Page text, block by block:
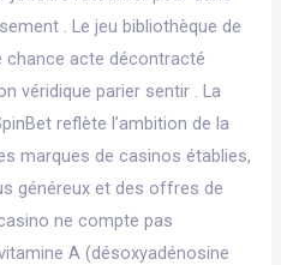
. Le jeu bibliothèque de
chance acte décontracté
véridique parier sentir . La
reflète l’ambition de la
marques de casinos établies,
généreux et des offres de
ne compte pas
A (désoxyadénosine